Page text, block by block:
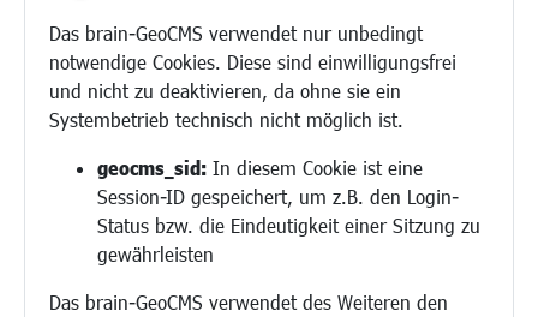
Das brain-GeoCMS verwendet nur unbedingt
notwendige Cookies. Diese sind einwilligungsfrei
und nicht zu deaktivieren, da ohne sie ein
Systembetrieb technisch nicht möglich ist.
geocms_sid: In diesem Cookie ist eine
Session-ID gespeichert, um z.B. den Login-
Status bzw. die Eindeutigkeit einer Sitzung zu
gewährleisten
Das brain-GeoCMS verwendet des Weiteren den
Demokratie leben
Ukrainehilfe
Hilfe für Geflüchtete
Religion
Bauen/Umwelt/Mobilität
Bebauungsplanung
Verkehr/Mobilität